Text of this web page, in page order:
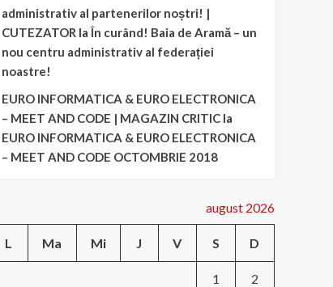
administrativ al partenerilor noștri! |
CUTEZATOR laÎn curând! Baia de Aramă – un
nou centru administrativ al federației
noastre!
EURO INFORMATICA & EURO ELECTRONICA
– MEET AND CODE | MAGAZIN CRITICla
EURO INFORMATICA & EURO ELECTRONICA
– MEET AND CODE OCTOMBRIE 2018
august 2026
L Ma Mi J V S D
1 2